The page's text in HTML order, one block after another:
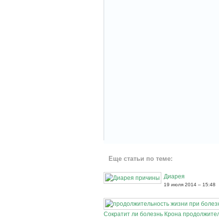
Еще статьи по теме:
Диарея
19 июля 2014 – 15:48
Сократит ли болезнь Крона